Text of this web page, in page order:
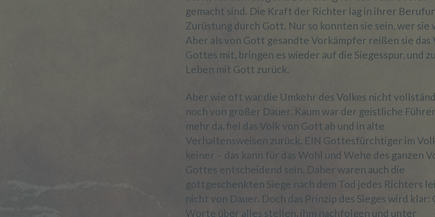
gemacht sind. Die Kraft der Richter lag in ihrer
Zurüstung durch Gott. Nur so konnten sie sein, wer sie
Aber als von Gott gesandte Vorkämpfer reißen sie das
Gottes mit, bringen es wieder auf die Siegesspur, und
Leben mit Gott zurück.
Aber wie oft war die Umkehr des Volkes nicht
noch von großer Dauer. Kaum war der geistliche
mehr da, fiel das Volk von Gott ab und in alte
Verhaltensweisen zurück. EIN Gottesfürchtiger im
keiner – das kann für das Wohl und Wehe des ganzen
Gottes entscheidend sein. Daher waren auch die
gottgeschenkten Siege nach dem Tod jedes Richters
nicht von Dauer. Doch das Prinzip des Sieges wird klar:
Worte über alles stellen, ihm nachfolgen und unter
d) Einschränkung der Verarbeitung
Einschränkung der Verarbeitung ist die Markierung
gespeicherter personenbezogener Daten mit dem Ziel,
e) Profiling
Profiling ist jede Art der automatisierten Verarbeitung
personenbezogener Daten, die darin besteht, dass diese
personenbezogenen Daten verwendet werden, um
persönliche Aspekte, die sich auf eine natürliche Person
beziehen, zu bewerten, insbesondere, um Aspekte
Arbeitsleistung, wirtschaftlicher Lage, Gesundheit,
persönlicher Vorlieben, Interessen, Zuverlässigkeit,
Aufenthaltsort oder Ortswechsel dieser natürlichen